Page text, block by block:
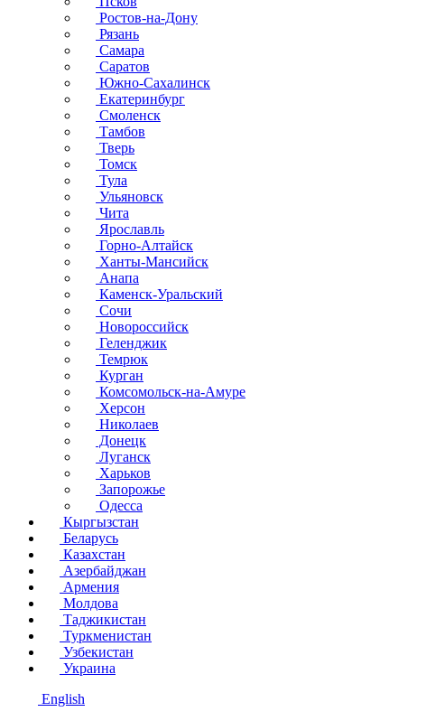
Ростов-на-Дону
Рязань
Самара
Саратов
Южно-Сахалинск
Екатеринбург
Смоленск
Тамбов
Тверь
Томск
Тула
Ульяновск
Чита
Ярославль
Горно-Алтайск
Ханты-Мансийск
Анапа
Каменск-Уральский
Сочи
Новороссийск
Геленджик
Темрюк
Курган
Комсомольск-на-Амуре
Херсон
Николаев
Донецк
Луганск
Харьков
Запорожье
Одесса
Кыргызстан
Беларусь
Казахстан
Азербайджан
Армения
Молдова
Таджикистан
Туркменистан
Узбекистан
Украина
English